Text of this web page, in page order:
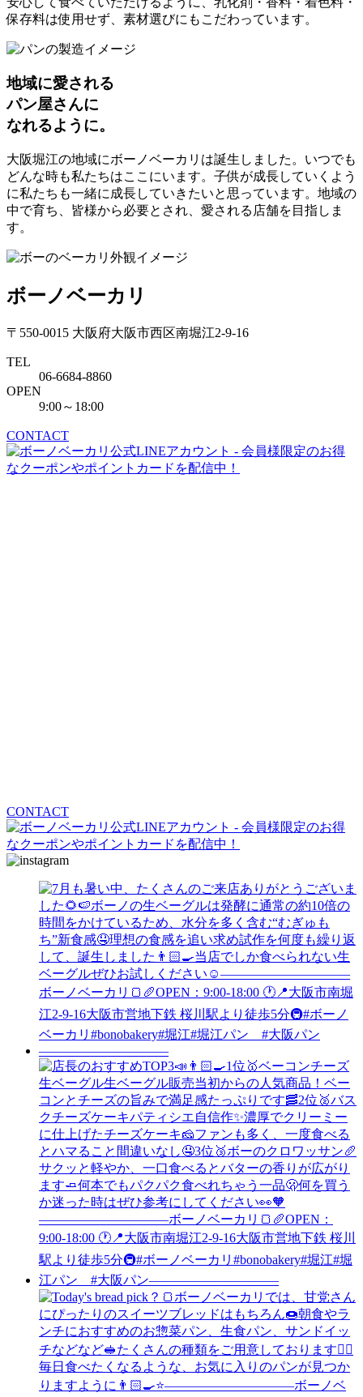
保存料は使用せず、素材選びにもこだわっています。
地域に愛される
パン屋さんに
なれるように。
大阪堀江の地域にボーノベーカリは誕生しました。いつでも
どんな時も私たちはここにいます。子供が成長していくよう
に私たちも一緒に成長していきたいと思っています。地域の
中で育ち、皆様から必要とされ、愛される店舗を目指しま
す。
ボーノベーカリ
〒550-0015 大阪府大阪市西区南堀江2-9-16
TEL
06-6684-8860
OPEN
9:00～18:00
CONTACT
CONTACT